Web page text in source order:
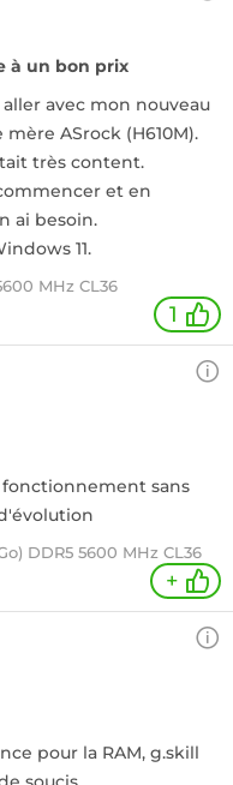
à un bon prix
avec mon nouveau
ASrock (H610M).
très content.
et en
ai besoin.
11.
MHz CL36
1
fonctionnement sans
DDR5 5600 MHz CL36
+
pour la RAM, g.skill